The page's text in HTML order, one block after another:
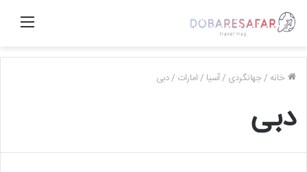
منو
خانه /جهانگردی /آسیا /امارات /دبی
دبی